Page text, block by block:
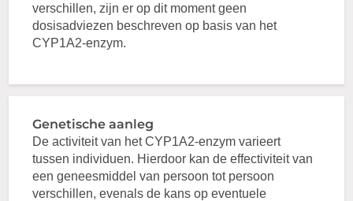
verschillen, zijn er op dit moment geen
dosisadviezen beschreven op basis van het
CYP1A2-enzym.
Genetische aanleg
De activiteit van het CYP1A2-enzym varieert
tussen individuen. Hierdoor kan de effectiviteit van
een geneesmiddel van persoon tot persoon
verschillen, evenals de kans op eventuele